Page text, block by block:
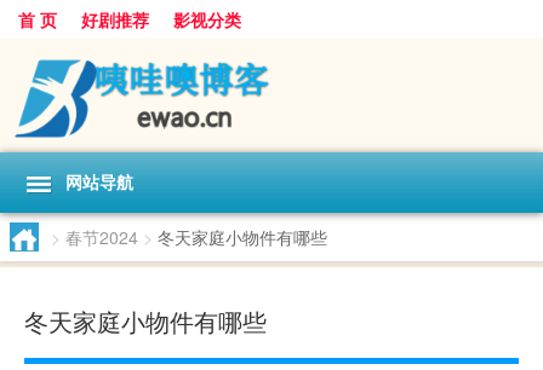
首 页 好剧推荐 影视分类
网站导航
> 春节2024 > 冬天家庭小物件有哪些
冬天家庭小物件有哪些